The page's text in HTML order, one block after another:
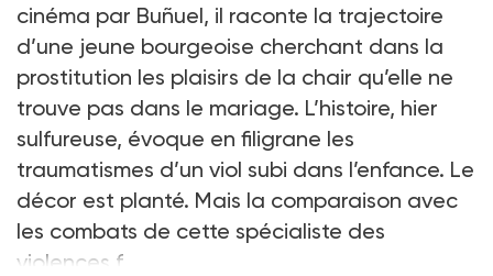
cinéma par Buñuel, il raconte la trajectoire
d’une jeune bourgeoise cherchant dans la
prostitution les plaisirs de la chair qu’elle ne
trouve pas dans le mariage. L’histoire, hier
sulfureuse, évoque en filigrane les
traumatismes d’un viol subi dans l’enfance. Le
décor est planté. Mais la comparaison avec
les combats de cette spécialiste des
violences f